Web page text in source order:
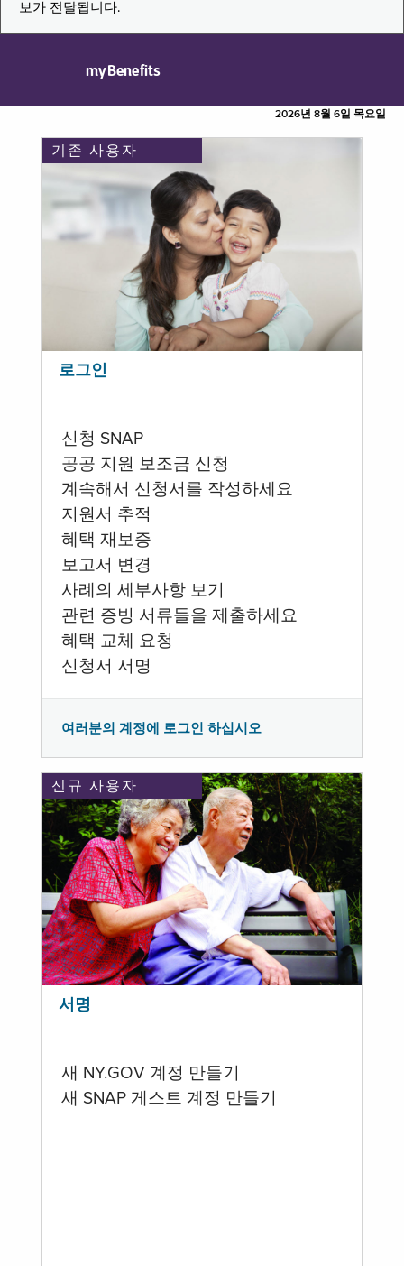
보가 전달됩니다.
myBenefits
2026년 8월 6일 목요일
기존 사용자
로그인
신청 SNAP
공공 지원 보조금 신청
계속해서 신청서를 작성하세요
지원서 추적
혜택 재보증
보고서 변경
사례의 세부사항 보기
관련 증빙 서류들을 제출하세요
혜택 교체 요청
신청서 서명
여러분의 계정에 로그인 하십시오
신규 사용자
서명
새 NY.GOV 계정 만들기
새 SNAP 게스트 계정 만들기